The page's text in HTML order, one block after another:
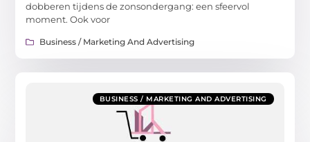
dobberen tijdens de zonsondergang: een sfeervol
moment. Ook voor
Business / Marketing And Advertising
BUSINESS / MARKETING AND ADVERTISING